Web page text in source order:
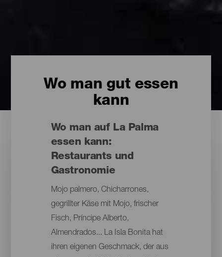
Wo man gut essen
kann
Wo man auf La Palma
essen kann:
Restaurants und
Gastronomie
Mojo palmero, Chicharrones,
gegrillter Käse mit Mojo, frischer
Fisch, Príncipe Alberto,
Almendrados... La Isla Bonita hat
ihren eigenen Geschmack, der aus